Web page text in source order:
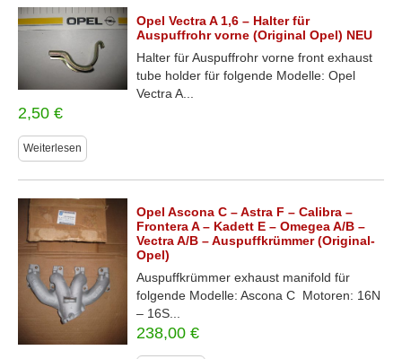
Opel Vectra A 1,6 – Halter für
Auspuffrohr vorne (Original Opel) NEU
Halter für Auspuffrohr vorne front exhaust
tube holder für folgende Modelle: Opel
Vectra A...
2,50 €
Weiterlesen
Opel Ascona C – Astra F – Calibra –
Frontera A – Kadett E – Omegea A/B –
Vectra A/B – Auspuffkrümmer (Original-
Opel)
Auspuffkrümmer exhaust manifold für
folgende Modelle: Ascona C Motoren: 16N
– 16S...
238,00€